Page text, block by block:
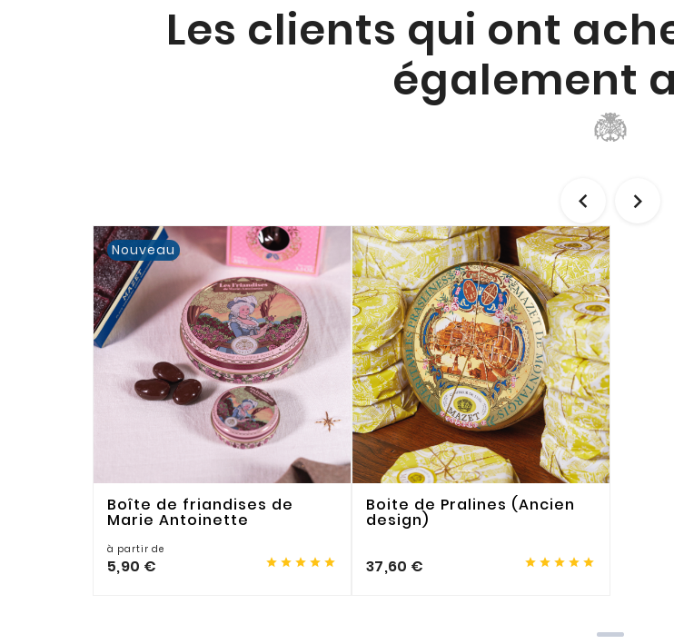
Les clients qui ont
également
 
Nouveau
Boîte de friandises de
Marie Antoinette
à partir de
5,90 €     
Boite de Pralines (Ancien
design)
37,60 €     